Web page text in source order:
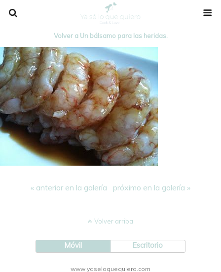
Volver a Un bálsamo para las heridas.
« anterior en la galería próximo en la galería »
Volver arriba
Móvil Escritorio
www.yaseloquequiero.com